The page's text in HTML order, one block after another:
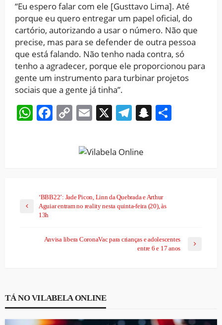
“Eu espero falar com ele [Gusttavo Lima]. Até
porque eu quero entregar um papel oficial, do
cartório, autorizando a usar o número. Não que
precise, mas para se defender de outra pessoa
que está falando. Não tenho nada contra, só
tenho a agradecer, porque ele proporcionou para
gente um instrumento para turbinar projetos
sociais que a gente já tinha”.
WhatsApp
Facebook
CopyEmail
X Telegram
Snapchat
‘BBB22’: Jade Picon, Linn da Quebrada e Arthur
Aguiar entram no reality nesta quinta-feira (20), às
13h
Anvisa libera CoronaVac para crianças e adolescentes
entre 6 e 17 anos
TÁ NO VILABELA ONLINE